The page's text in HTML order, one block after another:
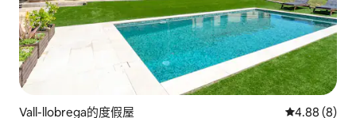
Vall-llobrega的度假屋 從 8 則評價
4.88 (8)